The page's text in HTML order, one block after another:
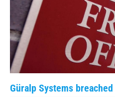
Güralp Systems breached